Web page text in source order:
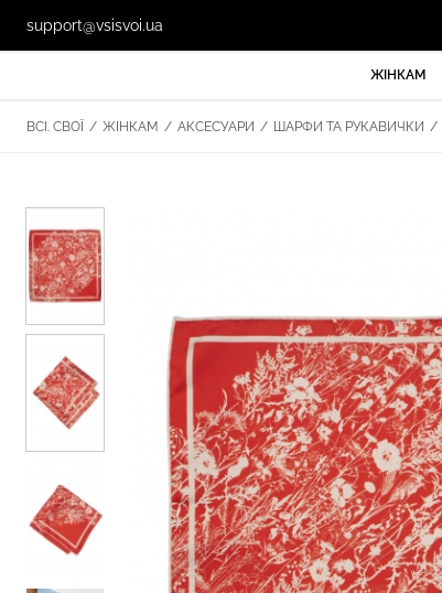
support@vsisvoi.ua
ЖІНКАМ
ВСІ. СВОЇ / ЖІНКАМ / АКСЕСУАРИ / ШАРФИ ТА РУКАВИЧКИ /